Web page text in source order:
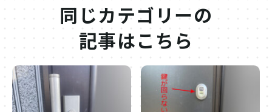
同じカテゴリーの
記事はこちら